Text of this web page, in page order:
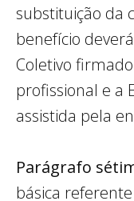
substituição da
benefício
Coletivo
profissional e a
assistida pela
Parágrafo
básica